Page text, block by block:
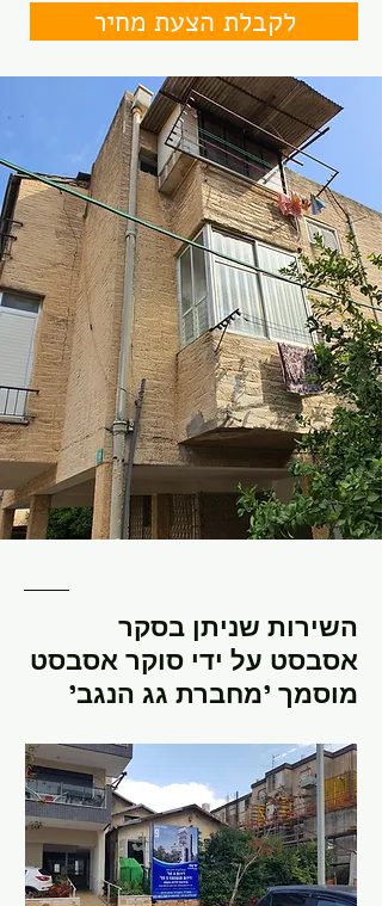
לקבלת הצעת מחיר
השירות שניתן בסקר
אסבסט על ידי סוקר אסבסט
מוסמך 'מחברת גג הנגב'